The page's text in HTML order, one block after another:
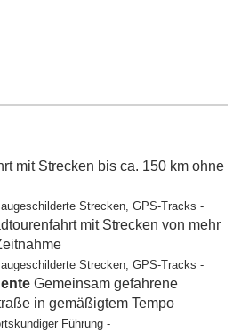
mit Strecken bis ca. 150 km ohne
Strecken, GPS-Tracks -
mit Strecken von mehr
Strecken, GPS-Tracks -
Gemeinsam gefahrene
in gemäßigtem Tempo
Führung -